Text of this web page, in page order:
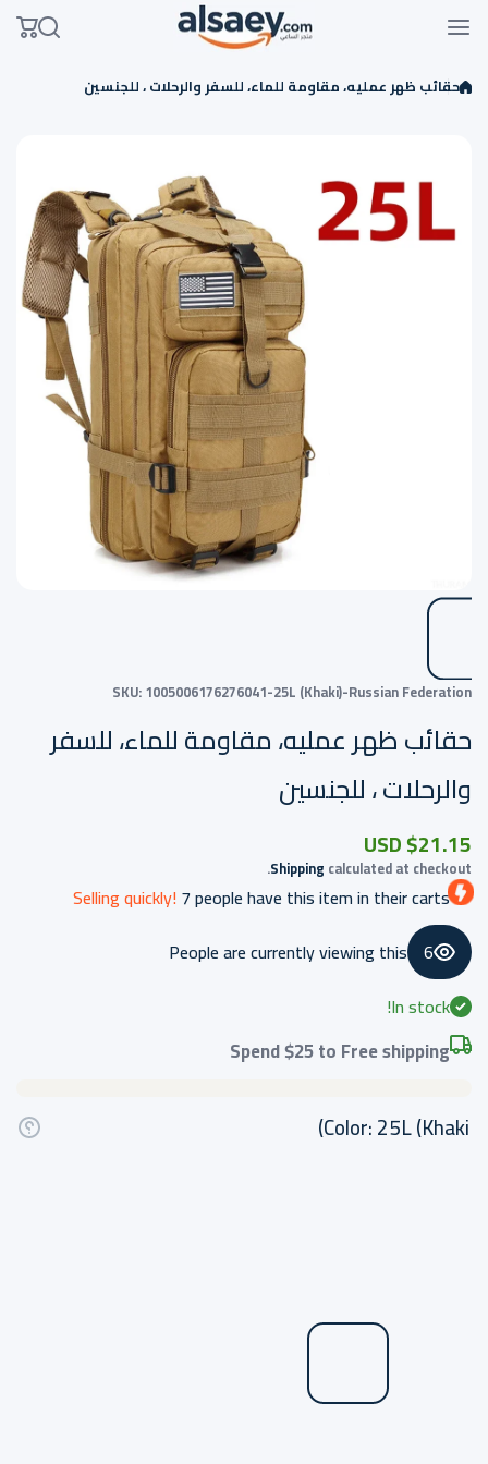
Skip to content
حقائب ظهر عمليه، مقاومة للماء، للسفر والرحلات ، للجنسين
SKU:1005006176276041-25L (Khaki)-Russian Federation
حقائب ظهر عمليه، مقاومة للماء، للسفر
والرحلات ، للجنسين
$21.15 USD
Shipping calculated at checkout.
Selling quickly!7people have this item in their carts
6
People are currently viewing this
In stock!
Spend$25to Free shipping
Color:25L (Khaki)